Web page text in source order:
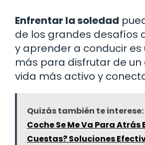
Enfrentar la soledad
de los grandes desafíos
y aprender a conducir es
más para disfrutar de un
vida más activo y
Quizás también te interese:
Coche Se Me Va Para Atrás
Cuestas? Soluciones